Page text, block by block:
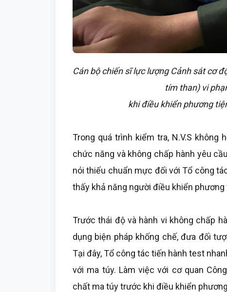
Cán bộ chiến sĩ lực lượng Cảnh sát cơ
tím than) vi
khi điều khiển phương
Trong quá trình kiểm tra, N.V.S
chức năng và không chấp hành yêu
nói thiếu chuẩn mực đối với Tổ công
thấy khả năng người điều khiển
Trước thái độ và hành vi không chấp
dụng biện pháp khống chế, đưa đối
Tại đây, Tổ công tác tiến hành test
với ma túy. Làm việc với cơ quan
chất ma túy trước khi điều khiển